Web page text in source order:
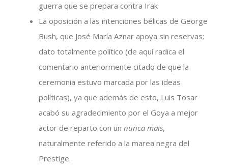
guerra que se prepara contra Irak
La oposición a las intenciones bélicas de George
Bush, que José María Aznar apoya sin reservas;
dato totalmente político (de aquí radica el
comentario anteriormente citado de que la
ceremonia estuvo marcada por las ideas
políticas), ya que además de esto, Luis Tosar
acabó su agradecimiento por el Goya a mejor
actor de reparto con un nunca mais,
naturalmente referido a la marea negra del
Prestige.